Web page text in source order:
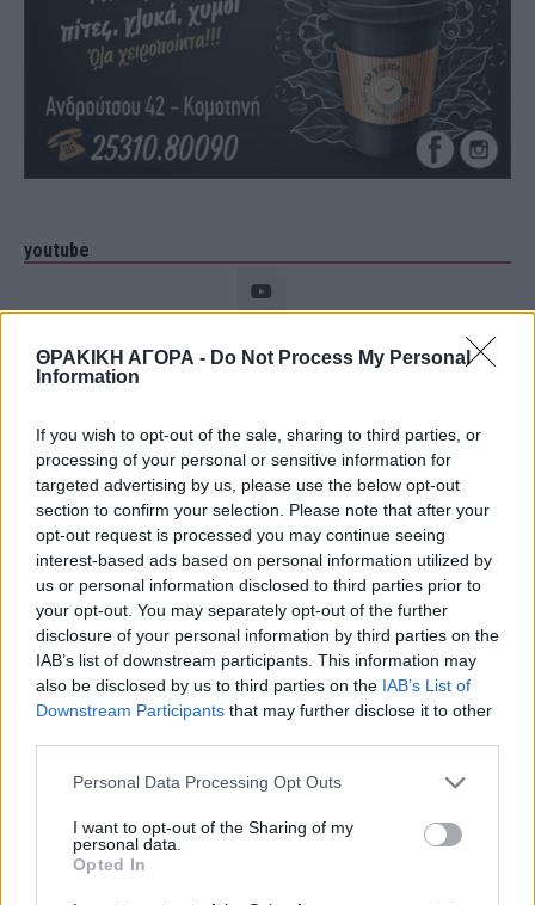
ΘΡΑΚΙΚΗ ΑΓΟΡΑ - Do Not Process My Personal
Information
If you wish to opt-out of the sale, sharing to third parties, or
processing of your personal or sensitive information for
targeted advertising by us, please use the below opt-out
section to confirm your selection. Please note that after your
opt-out request is processed you may continue seeing
interest-based ads based on personal information utilized by
us or personal information disclosed to third parties prior to
your opt-out. You may separately opt-out of the further
disclosure of your personal information by third parties on the
IAB’s list of downstream participants. This information may
also be disclosed by us to third parties on the IAB’s List of
Downstream Participants that may further disclose it to other
Personal Data Processing Opt Outs
I want to opt-out of the Sharing of my
personal data.
Opted In
youtube
ΘΡΑΚΙΚΗ ΑΓΟΡΑ : 06 ΑΥΓΟΥΣΤΟΥ 2026